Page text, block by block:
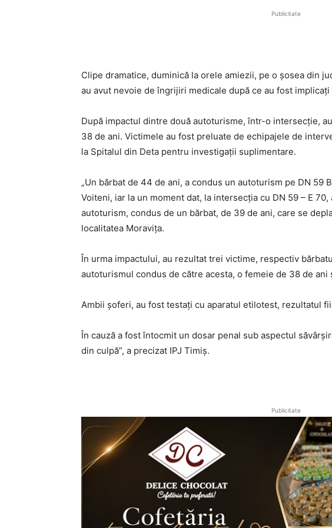
Publicitate
Clipe dramatice, duminică la orele amiezii, pe o șosea din
au avut nevoie de îngrijiri medicale după ce au fost
După impactul dintre două autoturisme, într-o intersecție,
38 de ani. Victimele au fost preluate de echipajele de
la Spitalul din Deta pentru investigații suplimentare.
„Un bărbat de 44 de ani, a condus un autoturism pe DN 59
Voiteni, iar la un moment dat, la intersecția cu DN 59 – E
autoturism, condus de un bărbat, de 39 de ani, care se
localitatea Moravița.
În urma impactului, au rezultat trei victime, respectiv
autoturismul condus de către acesta, o femeie de 38 de ani
Ambii șoferi, au fost testați cu aparatul etilotest, rezultatul
În cauză a fost întocmit un dosar penal sub aspectul
din culpă”, a precizat IPJ Timiș.
Publicitate